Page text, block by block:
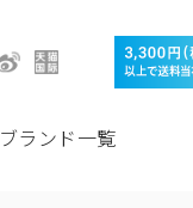
ブランド一覧